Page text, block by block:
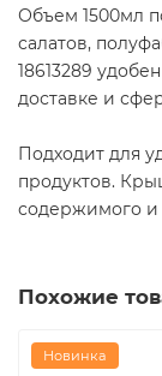
Объем 1500мл
салатов,
18613289
доставке и
Подходит для
продуктов.
содержимого и
Похожие
Новинка